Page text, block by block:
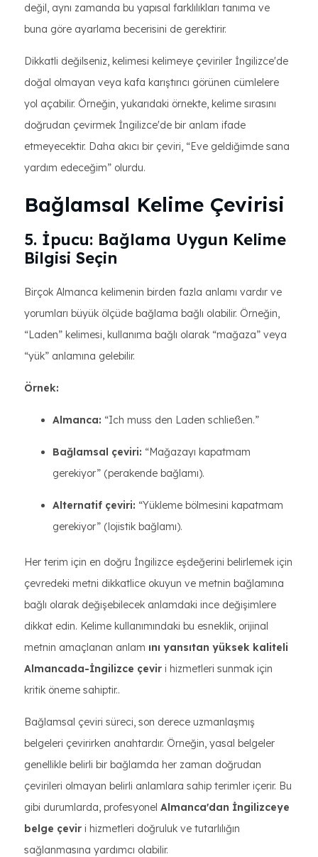
değil, aynı zamanda bu yapısal farklılıkları tanıma ve
buna göre ayarlama becerisini de gerektirir.
Dikkatli değilseniz, kelimesi kelimeye çeviriler İngilizce'de
doğal olmayan veya kafa karıştırıcı görünen cümlelere
yol açabilir. Örneğin, yukarıdaki örnekte, kelime sırasını
doğrudan çevirmek İngilizce'de bir anlam ifade
etmeyecektir. Daha akıcı bir çeviri, “Eve geldiğimde sana
yardım edeceğim” olurdu.
Bağlamsal Kelime Çevirisi
5. İpucu: Bağlama Uygun Kelime
Bilgisi Seçin
Birçok Almanca kelimenin birden fazla anlamı vardır ve
yorumları büyük ölçüde bağlama bağlı olabilir. Örneğin,
“Laden” kelimesi, kullanıma bağlı olarak “mağaza” veya
“yük” anlamına gelebilir.
Örnek:
Almanca: “Ich muss den Laden schließen.”
Bağlamsal çeviri: “Mağazayı kapatmam
gerekiyor” (perakende bağlamı).
Alternatif çeviri: “Yükleme bölmesini kapatmam
gerekiyor” (lojistik bağlamı).
Her terim için en doğru İngilizce eşdeğerini belirlemek için
çevredeki metni dikkatlice okuyun ve metnin bağlamına
bağlı olarak değişebilecek anlamdaki ince değişimlere
dikkat edin. Kelime kullanımındaki bu esneklik, orijinal
metnin amaçlanan anlam ını yansıtan yüksek kaliteli
Almancada-İngilizce çevir i hizmetleri sunmak için
kritik öneme sahiptir..
Bağlamsal çeviri süreci, son derece uzmanlaşmış
belgeleri çevirirken anahtardır. Örneğin, yasal belgeler
genellikle belirli bir bağlamda her zaman doğrudan
çevirileri olmayan belirli anlamlara sahip terimler içerir. Bu
gibi durumlarda, profesyonel Almanca'dan İngilizceye
belge çevir i hizmetleri doğruluk ve tutarlılığın
sağlanmasına yardımcı olabilir.